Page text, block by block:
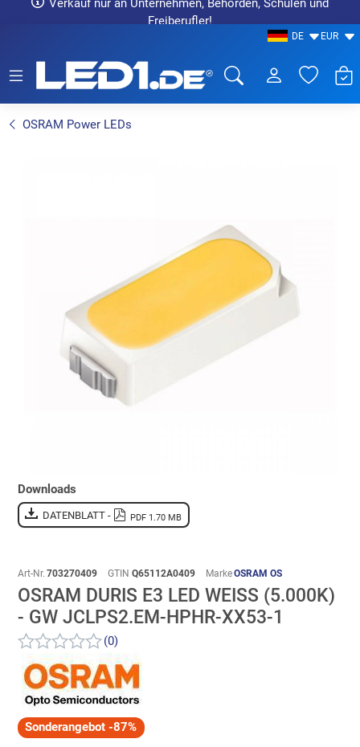
Verkauf nur an Unternehmen, Behörden, Schulen und
Freiberufler!
DE EUR
OSRAM Power LEDs
Downloads
DATENBLATT - PDF 1.70 MB
Art-Nr. 703270409 GTIN Q65112A0409 MarkeOSRAM OS
OSRAM DURIS E3 LED WEISS (5.000K) -
GW JCLPS2.EM-HPHR-XX53-1
(0)
Sonderangebot -87%